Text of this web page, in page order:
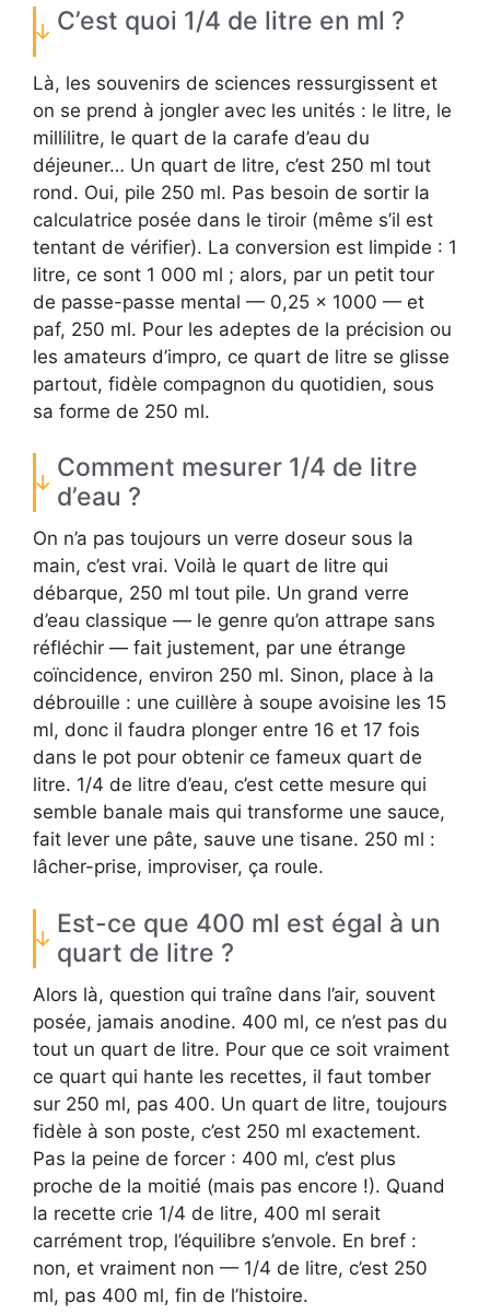
C’est quoi 1/4 de litre en ml ?
Là, les souvenirs de sciences ressurgissent et
on se prend à jongler avec les unités : le litre, le
millilitre, le quart de la carafe d’eau du
déjeuner… Un quart de litre, c’est 250 ml tout
rond. Oui, pile 250 ml. Pas besoin de sortir la
calculatrice posée dans le tiroir (même s’il est
tentant de vérifier). La conversion est limpide : 1
litre, ce sont 1 000 ml ; alors, par un petit tour
de passe-passe mental — 0,25 x 1000 — et
paf, 250 ml. Pour les adeptes de la précision ou
les amateurs d’impro, ce quart de litre se glisse
partout, fidèle compagnon du quotidien, sous
sa forme de 250 ml.
Comment mesurer 1/4 de litre
d’eau ?
On n’a pas toujours un verre doseur sous la
main, c’est vrai. Voilà le quart de litre qui
débarque, 250 ml tout pile. Un grand verre
d’eau classique — le genre qu’on attrape sans
réfléchir — fait justement, par une étrange
coïncidence, environ 250 ml. Sinon, place à la
débrouille : une cuillère à soupe avoisine les 15
ml, donc il faudra plonger entre 16 et 17 fois
dans le pot pour obtenir ce fameux quart de
litre. 1/4 de litre d’eau, c’est cette mesure qui
semble banale mais qui transforme une sauce,
fait lever une pâte, sauve une tisane. 250 ml :
lâcher-prise, improviser, ça roule.
Est-ce que 400 ml est égal à un
quart de litre ?
Alors là, question qui traîne dans l’air, souvent
posée, jamais anodine. 400 ml, ce n’est pas du
tout un quart de litre. Pour que ce soit vraiment
ce quart qui hante les recettes, il faut tomber
sur 250 ml, pas 400. Un quart de litre, toujours
fidèle à son poste, c’est 250 ml exactement.
Pas la peine de forcer : 400 ml, c’est plus
proche de la moitié (mais pas encore !). Quand
la recette crie 1/4 de litre, 400 ml serait
carrément trop, l’équilibre s’envole. En bref :
non, et vraiment non — 1/4 de litre, c’est 250
ml, pas 400 ml, fin de l’histoire.